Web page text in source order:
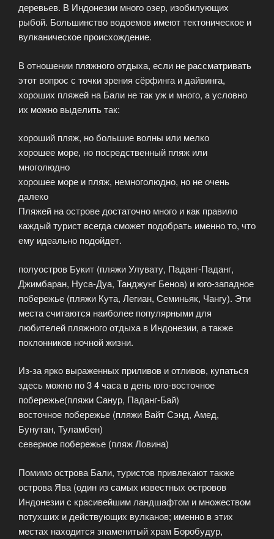
деревьев. В Индонезии много озер, изобилующих
рыбой. Большинство водоемов имеют тектоническое и
вулканическое происхождение.
В отношении пляжного отдыха, если не рассматривать
этот вопрос с точки зрения сёрфинга и дайвинга,
хороших пляжей на Бали не так уж и много, а условно
их можно выделить так:
хороший пляж, но большие волны или мелко
хорошее море, но посредственный пляж или
многолюдно
хорошее море и пляж, немноголюдно, но не очень
далеко
Пляжей на острове достаточно много и как правило
каждый турист всегда сможет подобрать именно то, что
ему идеально подойдет.
полуостров Букит (пляжи Улувату, Паданг-Паданг,
Джимбаран, Нуса-Дуа, Танджунг Беноа) и юго-западное
побережье (пляжи Кута, Легиан, Семиньяк, Чангу). Эти
места считаются наиболее популярными для
любителей пляжного отдыха в Индонезии, а также
поклонников ночной жизни.
Из-за ярко выраженных приливов и отливов, купаться
здесь можно по 3 4 часа в день юго-восточное
побережье(пляжи Санур, Паданг-Бай)
восточное побережье (пляжи Вайт Сэнд, Амед,
Бунутан, Туламбен)
северное побережье (пляж Ловина)
Помимо острова Бали, туристов привлекают также
острова Ява (один из самых известных островов
Индонезии с красивейшим ландшафтом и множеством
потухших и действующих вулканов; именно в этих
местах находится знаменитый храм Боробудур,